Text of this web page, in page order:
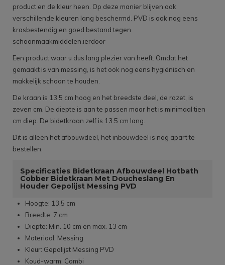
product en de kleur heen. Op deze manier blijven ook
verschillende kleuren lang beschermd. PVD is ook nog eens
krasbestendig en goed bestand tegen
schoonmaakmiddelen.ierdoor
Een product waar u dus lang plezier van heeft. Omdat het
gemaakt is van messing, is het ook nog eens hygiënisch en
makkelijk schoon te houden.
De kraan is 13.5 cm hoog en het breedste deel, de rozet, is
zeven cm. De diepte is aan te passen maar het is minimaal tien
cm diep. De bidetkraan zelf is 13.5 cm lang.
Dit is alleen het afbouwdeel, het inbouwdeel is nog apart te
bestellen.
Specificaties Bidetkraan Afbouwdeel Hotbath
Cobber Bidetkraan Met Doucheslang En
Houder Gepolijst Messing PVD
Hoogte: 13.5 cm
Breedte: 7 cm
Diepte: Min. 10 cm en max. 13 cm
Materiaal: Messing
Kleur: Gepolijst Messing PVD
Koud-warm: Combi